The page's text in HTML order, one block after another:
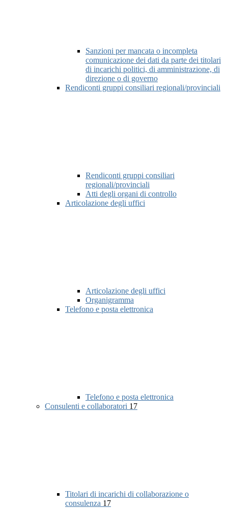
Sanzioni per mancata o incompleta
comunicazione dei dati da parte dei titolari
di incarichi politici, di amministrazione, di
direzione o di governo
Rendiconti gruppi consiliari regionali/provinciali
Rendiconti gruppi consiliari
regionali/provinciali
Atti degli organi di controllo
Articolazione degli uffici
Articolazione degli uffici
Organigramma
Telefono e posta elettronica
Telefono e posta elettronica
Consulenti e collaboratori 17
Titolari di incarichi di collaborazione o
consulenza 17